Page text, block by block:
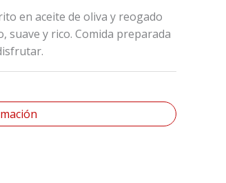
en aceite de oliva y reogado
suave y rico. Comida preparada